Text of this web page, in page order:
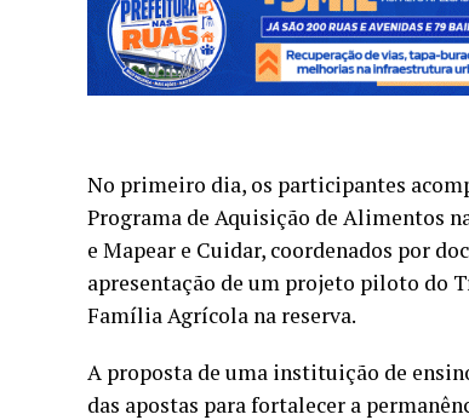
No primeiro dia, os participantes
Programa de Aquisição de Alimentos
e Mapear e Cuidar, coordenados por
apresentação de um projeto piloto do
Família Agrícola na reserva.
A proposta de uma instituição de
das apostas para fortalecer a